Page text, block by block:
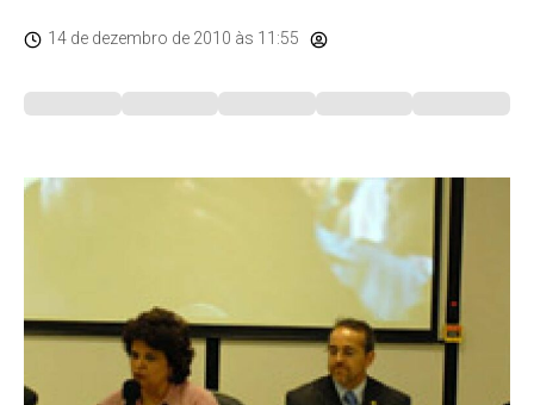
14 de dezembro de 2010 às 11:55